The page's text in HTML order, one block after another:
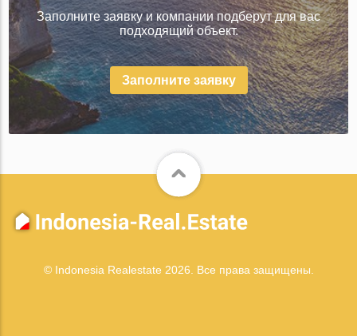
Заполните заявку и компании подберут для вас
подходящий объект.
Заполните заявку
© Indonesia Realestate 2026. Все права защищены.